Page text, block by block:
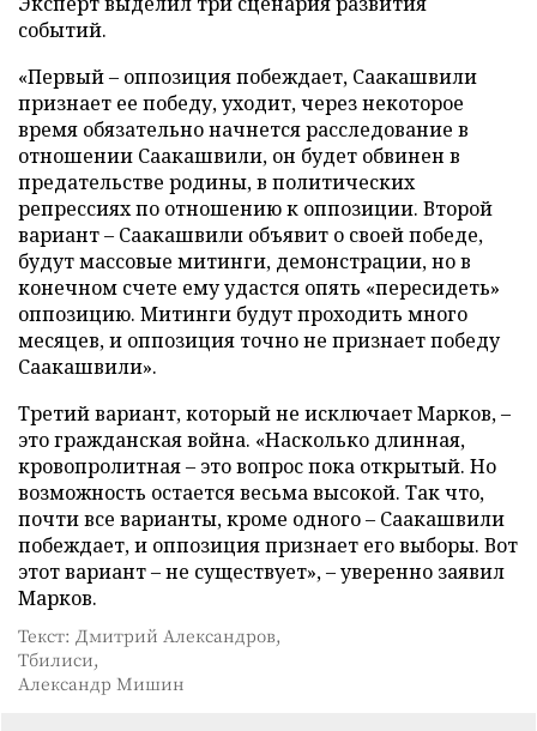
событий.
«Первый – оппозиция побеждает, Саакашвили
признает ее победу, уходит, через некоторое
время обязательно начнется расследование в
отношении Саакашвили, он будет обвинен в
предательстве родины, в политических
репрессиях по отношению к оппозиции. Второй
вариант – Саакашвили объявит о своей победе,
будут массовые митинги, демонстрации, но в
конечном счете ему удастся опять «пересидеть»
оппозицию. Митинги будут проходить много
месяцев, и оппозиция точно не признает победу
Саакашвили».
Третий вариант, который не исключает Марков, –
это гражданская война. «Насколько длинная,
кровопролитная – это вопрос пока открытый. Но
возможность остается весьма высокой. Так что,
почти все варианты, кроме одного – Саакашвили
побеждает, и оппозиция признает его выборы. Вот
этот вариант – не существует», – уверенно заявил
Марков.
Текст: Дмитрий Александров,
Тбилиси,
Александр Мишин